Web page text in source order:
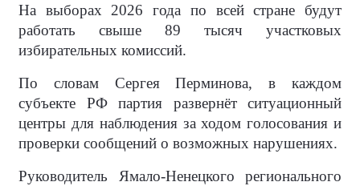
На выборах 2026 года по всей стране будут
работать свыше 89 тысяч участковых
избирательных комиссий.
По словам Сергея Перминова, в каждом
субъекте РФ партия развернёт ситуационный
центры для наблюдения за ходом голосования и
проверки сообщений о возможных нарушениях.
Руководитель Ямало-Ненецкого регионального